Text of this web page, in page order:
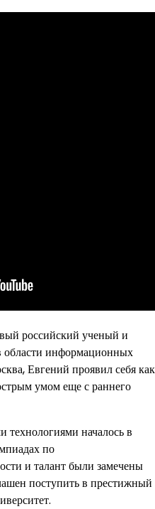
российский ученый и
информационных
Евгений проявил себя как
умом еще с раннего
началось в
по
и талант были замечены
поступить в престижный